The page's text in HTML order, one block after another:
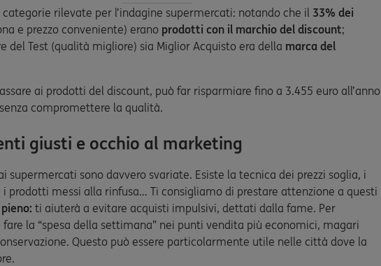
rilevate per l’indagine supermercati: notando che il 33% dei
e prezzo conveniente) erano prodotti con il marchio del discount;
del Test (qualità migliore) sia Miglior Acquisto era della marca del
ai prodotti del discount, può far risparmiare fino a 3.455 euro all’anno
compromettere la qualità.
giusti e occhio al marketing
sono davvero svariate. Esiste la tecnica dei prezzi soglia, i
prodotti messi alla rinfusa… Ti consigliamo di prestare attenzione a questi
ti aiuterà a evitare acquisti impulsivi, dettati dalla fame. Per
la “spesa della settimana” nei punti vendita più economici, magari
Questo può essere particolarmente utile nelle città dove la